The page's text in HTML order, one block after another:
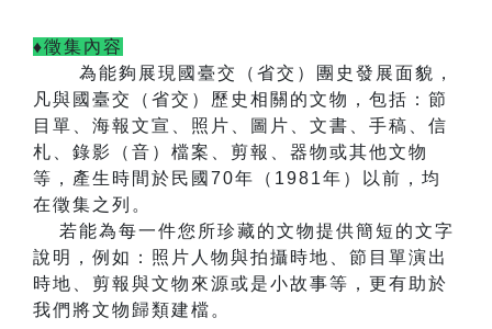
♦徵集內容
為能夠展現國臺交（省交）團史發展面貌，
凡與國臺交（省交）歷史相關的文物，包括：節
目單、海報文宣、照片、圖片、文書、手稿、信
札、錄影（音）檔案、剪報、器物或其他文物
等，產生時間於民國 70年（ 1981年）以前，均
在徵集之列。
若能為每一件您所珍藏的文物提供簡短的文字
說明，例如：照片人物與拍攝時地、節目單演出
時地、剪報與文物來源或是小故事等，更有助於
我們將文物歸類建檔。